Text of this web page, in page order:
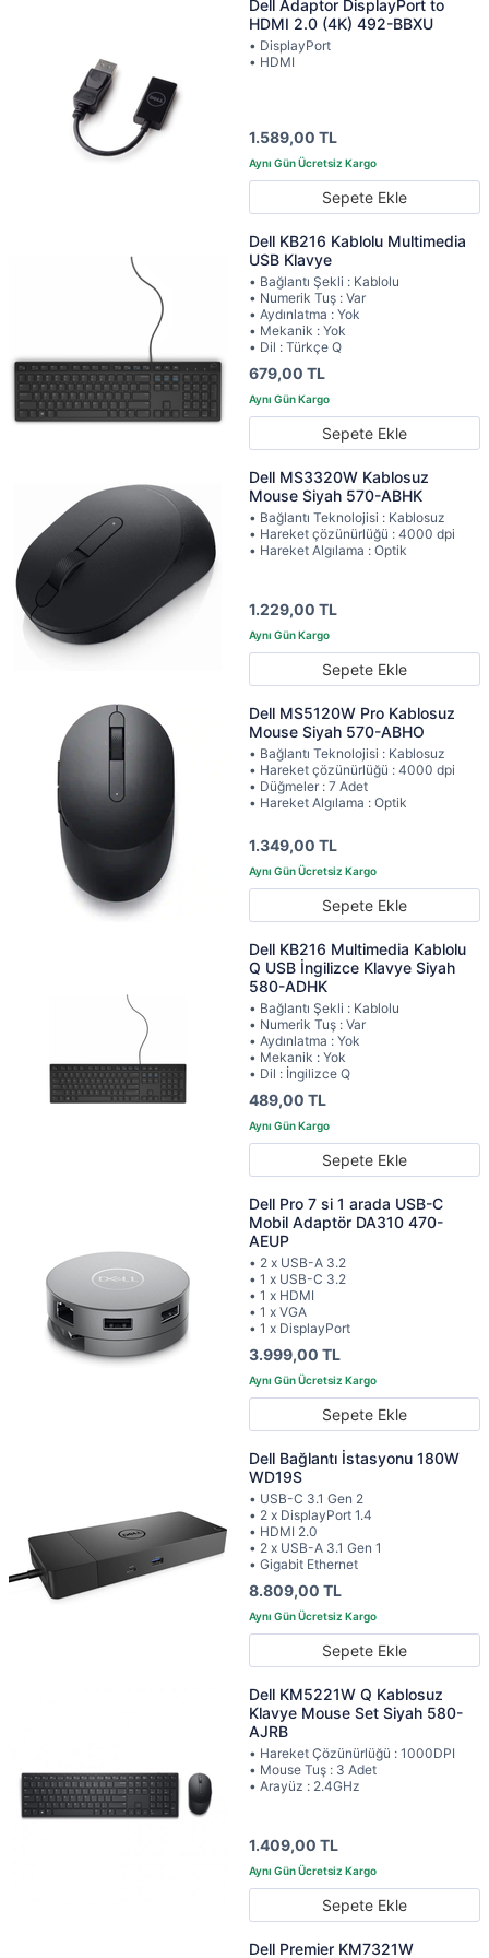
Dell Adaptor DisplayPort to
HDMI 2.0 (4K) 492-BBXU
• DisplayPort
• HDMI
1.589,00 TL
Sepete Ekle
Dell KB216 Kablolu Multimedia
USB Klavye
• Bağlantı Şekli : Kablolu
• Numerik Tuş : Var
• Aydınlatma : Yok
• Mekanik : Yok
• Dil : Türkçe Q
679,00 TL
Sepete Ekle
Dell MS3320W Kablosuz
Mouse Siyah 570-ABHK
• Bağlantı Teknolojisi : Kablosuz
• Hareket çözünürlüğü : 4000 dpi
• Hareket Algılama : Optik
1.229,00 TL
Sepete Ekle
Dell MS5120W Pro Kablosuz
Mouse Siyah 570-ABHO
• Bağlantı Teknolojisi : Kablosuz
• Hareket çözünürlüğü : 4000 dpi
• Düğmeler : 7 Adet
• Hareket Algılama : Optik
1.349,00 TL
Sepete Ekle
Dell KB216 Multimedia Kablolu
Q USB İngilizce Klavye Siyah
580-ADHK
• Bağlantı Şekli : Kablolu
• Numerik Tuş : Var
• Aydınlatma : Yok
• Mekanik : Yok
• Dil : İngilizce Q
489,00 TL
Sepete Ekle
Dell Pro 7 si 1 arada USB-C
Mobil Adaptör DA310 470-
AEUP
• 2 x USB-A 3.2
• 1 x USB-C 3.2
• 1 x HDMI
• 1 x VGA
• 1 x DisplayPort
3.999,00 TL
Sepete Ekle
Dell Bağlantı İstasyonu 180W
WD19S
• USB-C 3.1 Gen 2
• 2 x DisplayPort 1.4
• HDMI 2.0
• 2 x USB-A 3.1 Gen 1
• Gigabit Ethernet
8.809,00 TL
Sepete Ekle
Dell KM5221W Q Kablosuz
Klavye Mouse Set Siyah 580-
AJRB
• Hareket Çözünürlüğü : 1000DPI
• Mouse Tuş : 3 Adet
• Arayüz : 2.4GHz
1.409,00 TL
Sepete Ekle
Dell Premier KM7321W